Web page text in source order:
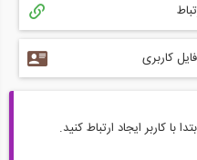
کاربری
با کاربر ایجاد ارتباط کنید.